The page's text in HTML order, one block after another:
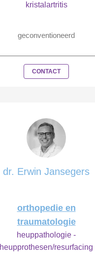
kristalartritis
geconventioneerd
CONTACT
dr. Erwin Jansegers
orthopedie en
traumatologie
heuppathologie -
heupprothesen/resurfacing